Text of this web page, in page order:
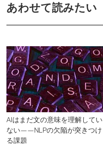
あわせて読みたい
AIはまだ文の意味を理解してい
ない——NLPの欠陥が突きつけ
る課題